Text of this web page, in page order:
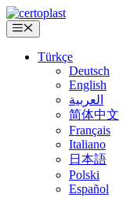
İçeriğe
atla
Menü
Türkçe
Deutsch
English
العربية
简体中文
Français
Italiano
日本語
Polski
Español